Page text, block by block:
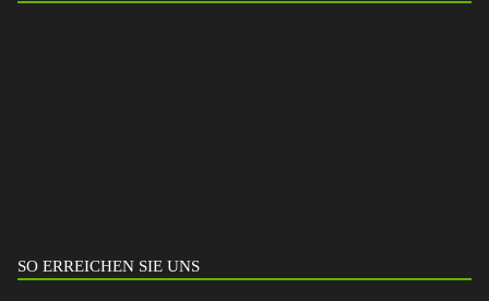
SO ERREICHEN SIE UNS